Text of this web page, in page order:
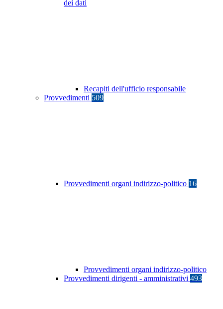
dei dati
Recapiti dell'ufficio responsabile
Provvedimenti 509
Provvedimenti organi indirizzo-politico 16
Provvedimenti organi indirizzo-politico
Provvedimenti dirigenti - amministrativi 493